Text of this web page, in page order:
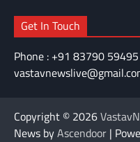
Get In Touch
Phone : +91 83790
Copyright © 2026
News byAscendoor |